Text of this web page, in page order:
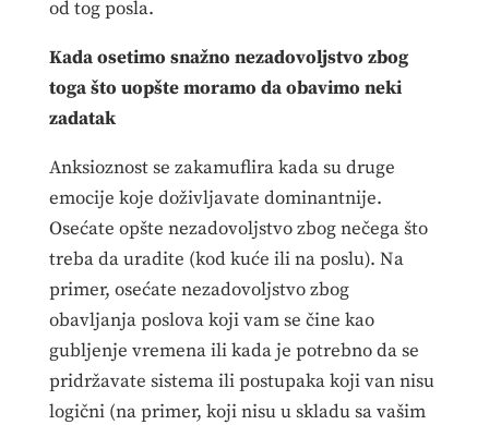
od tog posla.
Kada osetimo snažno nezadovoljstvo zbog
toga što uopšte moramo da obavimo neki
zadatak
Anksioznost se zakamuflira kada su druge
emocije koje doživljavate dominantnije.
Osećate opšte nezadovoljstvo zbog nečega što
treba da uradite (kod kuće ili na poslu). Na
primer, osećate nezadovoljstvo zbog
obavljanja poslova koji vam se čine kao
gubljenje vremena ili kada je potrebno da se
pridržavate sistema ili postupaka koji van nisu
logični (na primer, koji nisu u skladu sa vašim